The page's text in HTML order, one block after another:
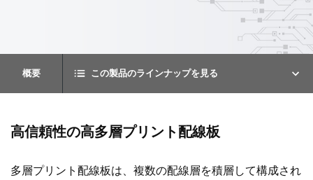
概要 この製品のラインナップを見る
高信頼性の高多層プリント配線板
多層プリント配線板は、複数の配線層を積層して構成され